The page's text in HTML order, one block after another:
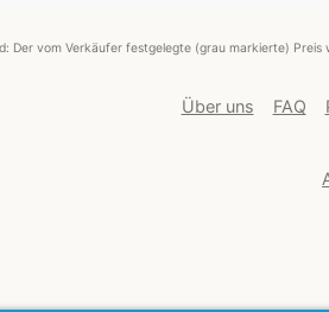
Der vom Verkäufer festgelegte (grau markierte)
Über uns FAQ